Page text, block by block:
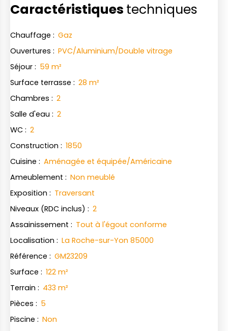
Caractéristiques techniques
Chauffage : Gaz
Ouvertures : PVC/Aluminium/Double vitrage
Séjour : 59 m²
Surface terrasse : 28 m²
Chambres : 2
Salle d'eau : 2
WC : 2
Construction : 1850
Cuisine : Aménagée et équipée/Américaine
Ameublement : Non meublé
Exposition : Traversant
Niveaux (RDC inclus) : 2
Assainissement : Tout à l'égout conforme
Localisation : La Roche-sur-Yon 85000
Référence : GM23209
Surface : 122 m²
Terrain : 433 m²
Pièces : 5
Piscine : Non